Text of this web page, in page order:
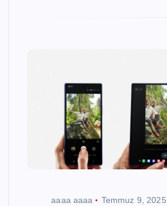
aaaa aaaa Temmuz 9, 2025